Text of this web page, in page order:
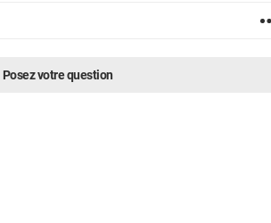
Posez votre question